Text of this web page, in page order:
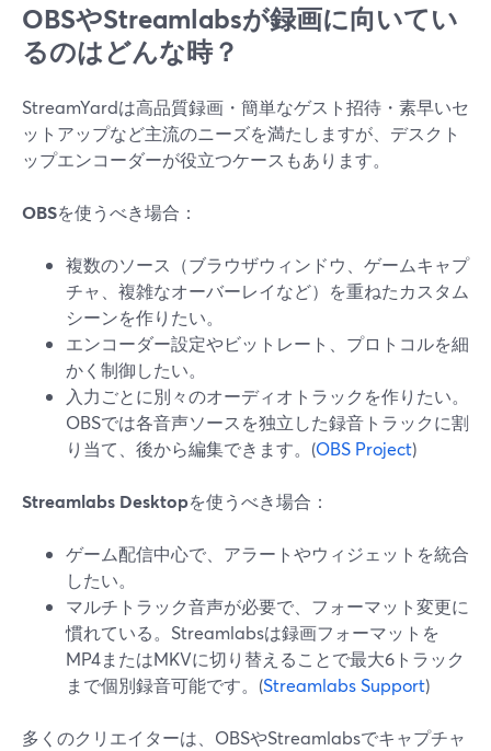
OBSやStreamlabsが録画に向いてい
るのはどんな時？
StreamYardは高品質録画・簡単なゲスト招待・素早いセ
ットアップなど主流のニーズを満たしますが、デスクト
ップエンコーダーが役立つケースもあります。
OBSを使うべき場合：
複数のソース（ブラウザウィンドウ、ゲームキャプ
チャ、複雑なオーバーレイなど）を重ねたカスタム
シーンを作りたい。
エンコーダー設定やビットレート、プロトコルを細
かく制御したい。
入力ごとに別々のオーディオトラックを作りたい。
OBSでは各音声ソースを独立した録音トラックに割
り当て、後から編集できます。(OBS Project)
Streamlabs Desktopを使うべき場合：
ゲーム配信中心で、アラートやウィジェットを統合
したい。
マルチトラック音声が必要で、フォーマット変更に
慣れている。Streamlabsは録画フォーマットを
MP4またはMKVに切り替えることで最大6トラック
まで個別録音可能です。(Streamlabs Support)
多くのクリエイターは、OBSやStreamlabsでキャプチャ